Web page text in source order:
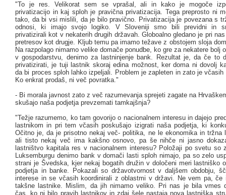
"To je res. Velikorat sem se vprašal, ali in kako je mogoče
privatizacijo in kaj sploh je pravična privatizacija. Tega preprosto ni
tako, da bi vsi mislili, da je bilo pravično. Privatizacija je povezana s
odnosi, ki imajo svojo logiko. V Sloveniji smo bili previdni in
privatizirali kot v nekaterih drugih državah. Globoalno gledano je pri
pretresov kot drugje. Kljub temu pa imamo težave z obstojem sloja
Na razpolago nimamo velike domače ponudbe, ko gre za nekatere bolj
v gospodarstvu, denimo za lastninjenje bank. Rezultat je, da če to
privatizirati, je tuji lastnik skoraj edina možnost, ker doma ni dovolj
da bi proces sploh lahko izpeljali. Problem je zapleten in zato je včasih
Ko enkrat prodaš, ni več povratka."
- Bi morala javnost zato z več razumevanja sprejeti zagate na
skušajo naša podjetja prevzemati tamkajšnja?
"Težje razumemo, ko tam govorijo o nacionalnem interesu in dajejo
lastnikom in pri tem včasih poskušajo izigrati naša podjetja, ki
Očitno je, da je prisotno nekaj več- politika, ne le ekonomika in tržna
ali tisto nekaj več ima kakšno osnovo, pa še nihče ni jasno
lastništvo kapitala res v nacionalnem interesu? Položaji po svetu so
Luksemburgu denimo bank v domači lasti sploh nimajo, pa so zelo
strani je Švedska, kjer nekaj bogatih družin v določeni meri lastniško
podjetja in banke. Pokazali so državotvornost v daljšem obdobju,
interese in se včasih koordinirali z oblastmi v državi. Ne vem pa, če
takšne lastnike. Mislim, da jih nimamo veliko. Pri nas je bila vmes
čas, ko ni bilo pravih lastnikov in zdaj šele nastaja nova lastniška